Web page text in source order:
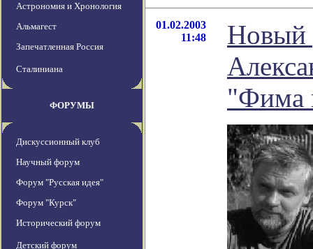
Астрономия и Хронология
Альмагест
Запечатленная Россия
Сталиниана
ФОРУМЫ
Дискуссионный клуб
Научный форум
Форум "Русская идея"
Форум "Курск"
Исторический форум
Детский форум
01.02.2003
11:48
Новый
"Фима